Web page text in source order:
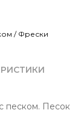
/ Фрески
песком. Песок